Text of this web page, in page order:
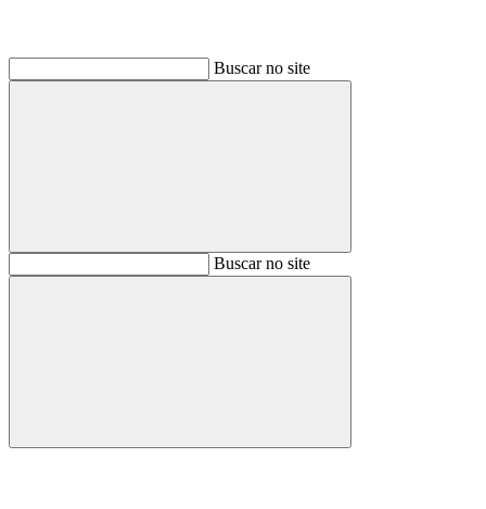
Buscar no site
BuscarBuscar no site
Buscar